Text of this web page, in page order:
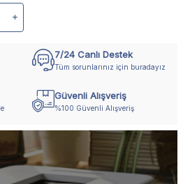
7/24 Canlı Destek
Tüm sorunlarınız için buradayız
Güvenli Alışveriş
%100 Güvenli Alışveriş